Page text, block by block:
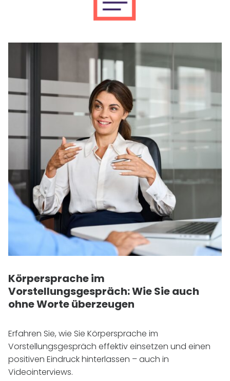
Körpersprache im
Vorstellungsgespräch: Wie Sie auch
ohne Worte überzeugen
Erfahren Sie, wie Sie Körpersprache im
Vorstellungsgespräch effektiv einsetzen und einen
positiven Eindruck hinterlassen – auch in
Videointerviews.